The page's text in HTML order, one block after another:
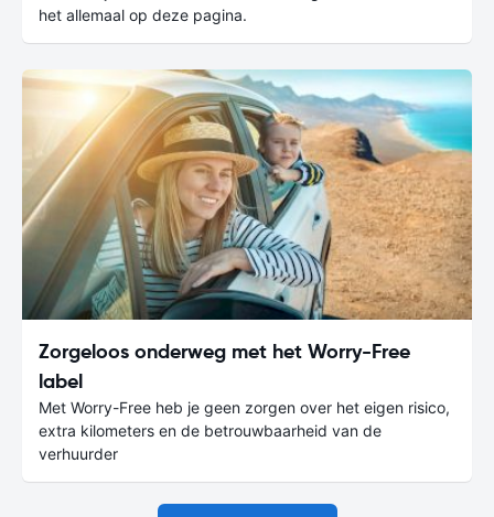
het allemaal op deze pagina.
Zorgeloos onderweg met het Worry-Free
label
Met Worry-Free heb je geen zorgen over het eigen risico,
extra kilometers en de betrouwbaarheid van de
verhuurder